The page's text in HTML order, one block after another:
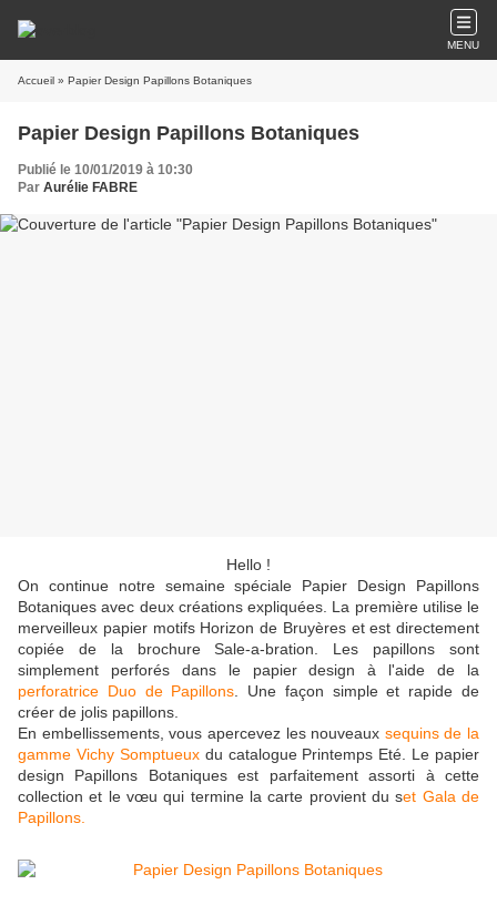
MENU
Accueil » Papier Design Papillons Botaniques
Papier Design Papillons Botaniques
Publié le 10/01/2019 à 10:30
Par Aurélie FABRE
Hello !
On continue notre semaine spéciale Papier Design Papillons
Botaniques avec deux créations expliquées. La première utilise le
merveilleux papier motifs Horizon de Bruyères et est directement
copiée de la brochure Sale-a-bration. Les papillons sont
simplement perforés dans le papier design à l'aide de la
perforatrice Duo de Papillons . Une façon simple et rapide de
créer de jolis papillons.
En embellissements, vous apercevez les nouveaux sequins de la
gamme Vichy Somptueux du catalogue Printemps Eté. Le papier
design Papillons Botaniques est parfaitement assorti à cette
collection et le vœu qui termine la carte provient du set Gala de
Papillons.